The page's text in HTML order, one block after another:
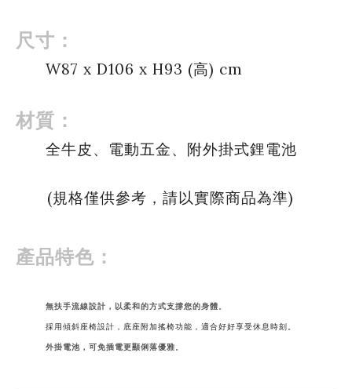
尺寸：
W87 x D106 x H93 (高) cm
材質：
全牛皮、電動五金、附外掛式鋰電池
(規格僅供參考，請以實際商品為準)
產品特色：
無扶手流線設計，以柔和的方式支撐您的身體。
採用傾斜座椅設計，底座附加搖椅功能，適合好好享受休息時刻。
外掛電池，可免插電更顯俐落優雅。